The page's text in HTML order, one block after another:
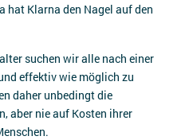
hat Klarna den Nagel auf den
suchen wir alle nach einer
effektiv wie möglich zu
daher unbedingt die
aber nie auf Kosten ihrer